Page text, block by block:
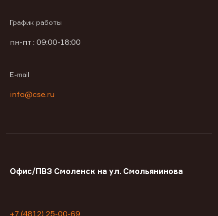
График работы
пн-пт : 09:00-18:00
E-mail
info@cse.ru
Офис/ПВЗ Смоленск на ул. Смольянинова
+7 (4812) 25-00-69